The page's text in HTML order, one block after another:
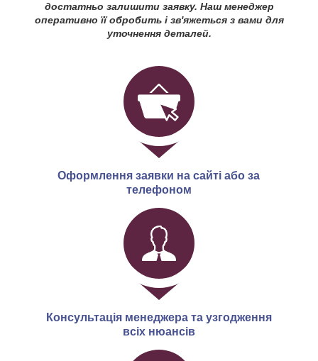
достатньо залишити заявку. Наш менеджер
оперативно її обробить і зв'яжеться з вами для
уточнення деталей.
Оформлення заявки на сайті або за
телефоном
Консультація менеджера та узгодження
всіх нюансів